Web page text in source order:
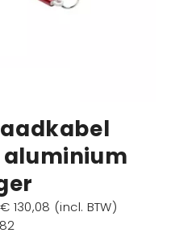
€ 130,08 (incl. BTW)